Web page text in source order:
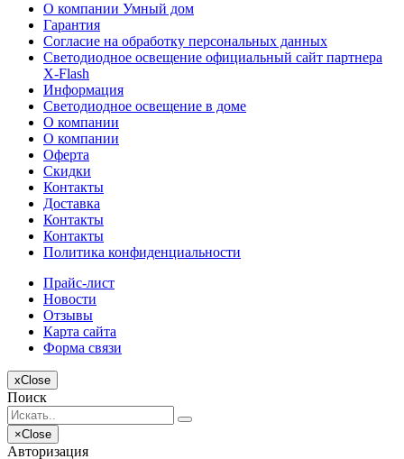
О компании Умный дом
Гарантия
Согласие на обработку персональных данных
Светодиодное освещение официальный сайт партнера
X-Flash
Информация
Светодиодное освещение в доме
О компании
О компании
Оферта
Скидки
Контакты
Доставка
Контакты
Контакты
Политика конфиденциальности
Прайс-лист
Новости
Отзывы
Карта сайта
Форма связи
xClose
Поиск
×Close
Авторизация